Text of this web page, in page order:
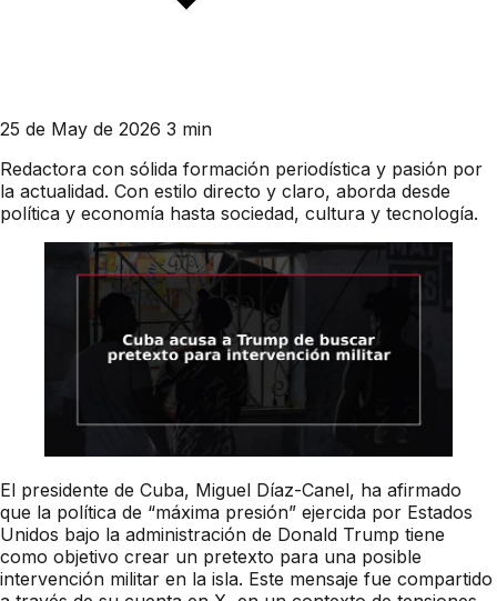
25 de May de 2026 3 min
Redactora con sólida formación periodística y pasión por
la actualidad. Con estilo directo y claro, aborda desde
política y economía hasta sociedad, cultura y tecnología.
El presidente de Cuba, Miguel Díaz-Canel, ha afirmado
que la política de “máxima presión” ejercida por Estados
Unidos bajo la administración de Donald Trump tiene
como objetivo crear un pretexto para una posible
intervención militar en la isla. Este mensaje fue compartido